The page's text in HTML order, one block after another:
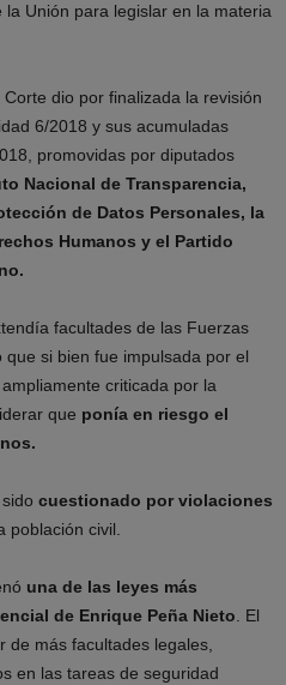
Unión para legislar en la materia
dio por finalizada la revisión
6/2018 y sus acumuladas
promovidas por diputados
Nacional de Transparencia,
de Datos Personales, la
Humanos y el Partido
facultades de las Fuerzas
si bien fue impulsada por el
criticada por la
que ponía en riesgo el
cuestionado por violaciones
población civil.
una de las leyes más
de Enrique Peña Nieto. El
de más facultades legales,
en las tareas de seguridad